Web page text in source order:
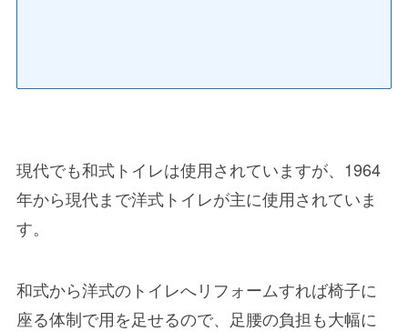
現代でも和式トイレは使用されていますが、1964
年から現代まで洋式トイレが主に使用されていま
す。
和式から洋式のトイレへリフォームすれば椅子に
座る体制で用を足せるので、足腰の負担も大幅に